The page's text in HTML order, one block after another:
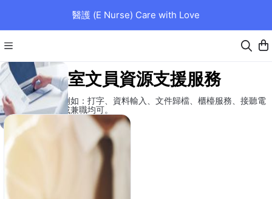
醫護 (E Nurse) Care with Love
辦公室文員資源支援服務
一般辦公室工作 例如：打字、資料輸入、文件歸檔、櫃檯服務、接聽電
話諮詢等。 全職或兼職均可。